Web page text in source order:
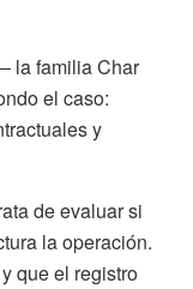
la familia Char
el caso:
y
de evaluar si
la operación.
que el registro